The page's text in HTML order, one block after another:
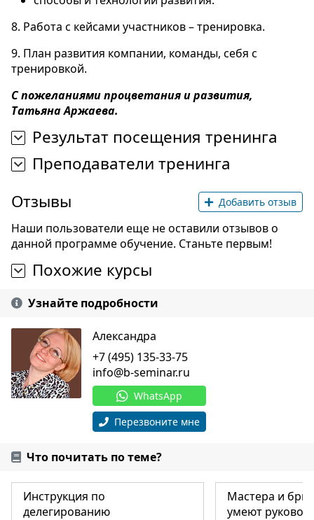
8. Работа с кейсами участников – тренировка.
9. План развития компании, команды, себя с
тренировкой.
С пожеланиями процветания и развития,
Татьяна Аржаева.
Результат посещения тренинга
Преподаватели тренинга
Отзывы
Добавить отзыв
Наши пользователи еще не оставили отзывов о
данной программе обучение. Станьте первым!
Похожие курсы
Узнайте подробности
Александра
+7 (495) 135-33-75
info@b-seminar.ru
WhatsApp
Перезвоните мне
Что почитать по теме?
Инструкция по
делегированию
Мастера и
умеют